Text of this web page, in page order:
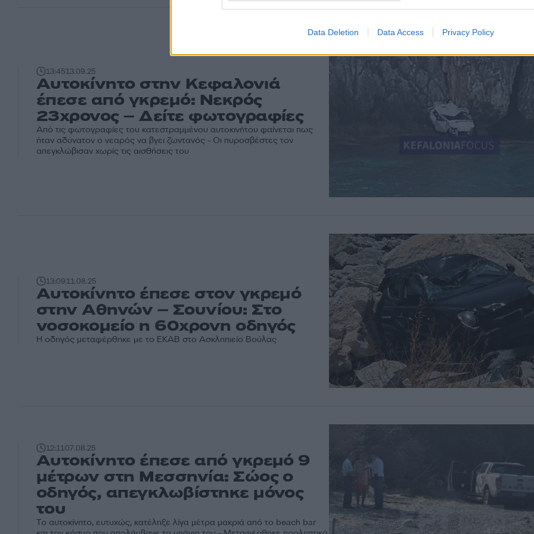
Data Deletion Data Access Privacy Policy
13:4513.09.25
Αυτοκίνητο στην Κεφαλονιά
έπεσε από γκρεμό: Νεκρός
23χρονος – Δείτε φωτογραφίες
Από τις φωτογραφίες του κατεστραμμένου αυτοκινήτου φαίνεται πως
ήταν αδύνατον ο νεαρός να βγει ζωντανός - Οι πυροσβέστες τον
απεγκλώβισαν χωρίς τις αισθήσεις του
13:0911.08.25
Αυτοκίνητο έπεσε στον γκρεμό
στην Αθηνών – Σουνίου: Στο
νοσοκομείο η 60χρονη οδηγός
Η οδηγός μεταφέρθηκε με το ΕΚΑΒ στο Ασκληπιείο Βούλας
12:1107.08.25
Αυτοκίνητο έπεσε από γκρεμό 9
μέτρων στη Μεσσηνία: Σώος ο
οδηγός, απεγκλωβίστηκε μόνος
του
Το αυτοκίνητο, ευτυχώς, κατέληξε λίγα μέτρα μακριά από το beach bar